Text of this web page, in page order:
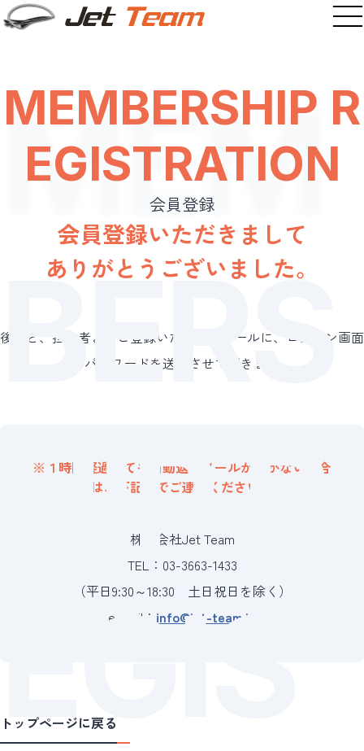
SERVICE
サービスTOP
航空機チャーター
ヘリコプターチャーター
貨物機チャーター
旅行代理手配
EN
MEM
BERS
HIP R
EGIS
MEMBERSHIP R
EGISTRATION
会員登録
会員登録いただきまして
ありがとうございました。
後ほど、担当者よりご登録いただいたメールに、ログイン画面
のパスワードを送付させて頂きます。
※１時間経過しても
自動返信メールが届かない場合
は、
下記までご連絡ください。
株式会社Jet Team
TEL：03-3663-1433
（平日9:30～18:30 土日祝日を除く）
e-mail： info@jet-team.jp
トップページに戻る